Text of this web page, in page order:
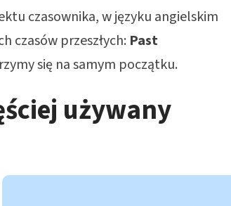
czasownika, w języku angielskim
czasów przeszłych: Past
się na samym początku.
używany